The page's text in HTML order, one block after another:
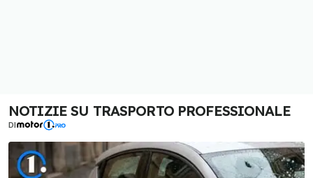
NOTIZIE SU TRASPORTO PROFESSIONALE
DI